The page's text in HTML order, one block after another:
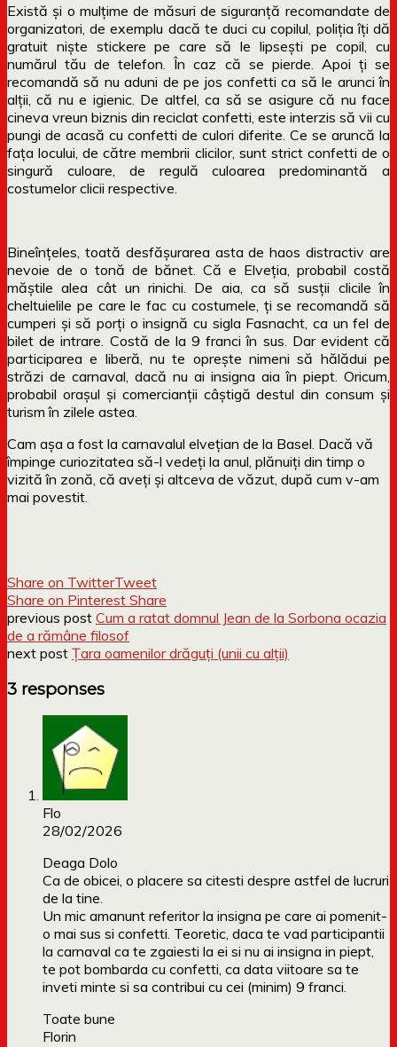
Există și o mulțime de măsuri de siguranță recomandate de
organizatori, de exemplu dacă te duci cu copilul, poliția îți dă
gratuit niște stickere pe care să le lipsești pe copil, cu
numărul tău de telefon. În caz că se pierde. Apoi ți se
recomandă să nu aduni de pe jos confetti ca să le arunci în
alții, că nu e igienic. De altfel, ca să se asigure că nu face
cineva vreun biznis din reciclat confetti, este interzis să vii cu
pungi de acasă cu confetti de culori diferite. Ce se aruncă la
fața locului, de către membrii clicilor, sunt strict confetti de o
singură culoare, de regulă culoarea predominantă a
costumelor clicii respective.
Bineînțeles, toată desfășurarea asta de haos distractiv are
nevoie de o tonă de bănet. Că e Elveția, probabil costă
măștile alea cât un rinichi. De aia, ca să susții clicile în
cheltuielile pe care le fac cu costumele, ți se recomandă să
cumperi și să porți o insignă cu sigla Fasnacht, ca un fel de
bilet de intrare. Costă de la 9 franci în sus. Dar evident că
participarea e liberă, nu te oprește nimeni să hălădui pe
străzi de carnaval, dacă nu ai insigna aia în piept. Oricum,
probabil orașul și comercianții câștigă destul din consum și
turism în zilele astea.
Cam așa a fost la carnavalul elvețian de la Basel. Dacă vă
împinge curiozitatea să-l vedeți la anul, plănuiți din timp o
vizită în zonă, că aveți și altceva de văzut, după cum v-am
mai povestit.
Share on TwitterTweet
Share on Pinterest Share
previous post Cum a ratat domnul Jean de la Sorbona ocazia
de a rămâne filosof
next post Țara oamenilor drăguți (unii cu alții)
3 responses
Flo
28/02/2026
Deaga Dolo
Ca de obicei, o placere sa citesti despre astfel de lucruri
de la tine.
Un mic amanunt referitor la insigna pe care ai pomenit-
o mai sus si confetti. Teoretic, daca te vad participantii
la carnaval ca te zgaiesti la ei si nu ai insigna in piept,
te pot bombarda cu confetti, ca data viitoare sa te
inveti minte si sa contribui cu cei (minim) 9 franci.
Toate bune
Florin